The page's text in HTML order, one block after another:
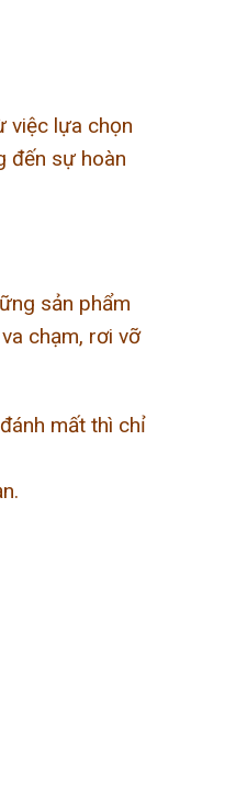
việc lựa chọn
đến sự hoàn
sản phẩm
chạm, rơi vỡ
mất thì chỉ